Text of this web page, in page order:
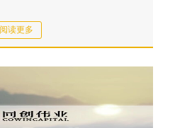
阅读更多